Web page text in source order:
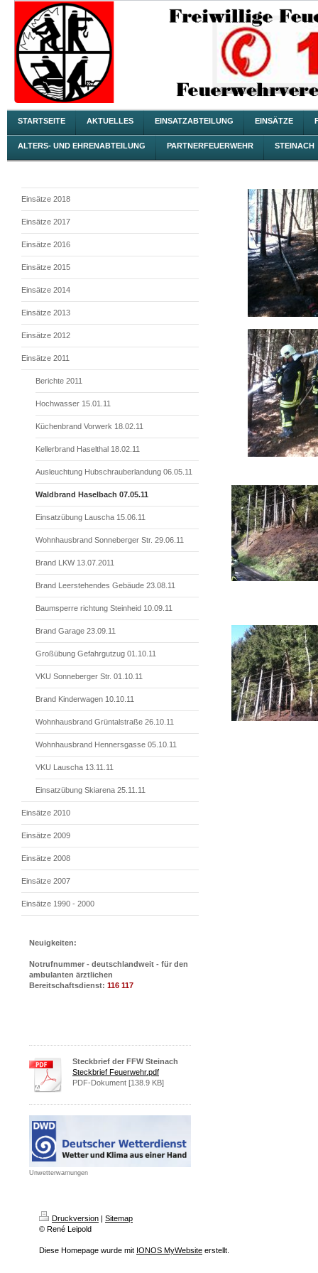
STARTSEITE AKTUELLES EINSATZABTEILUNG EINSÄTZE
ALTERS- UND EHRENABTEILUNG PARTNERFEUERWEHR STEINACH
Einsätze 2018
Einsätze 2017
Einsätze 2016
Einsätze 2015
Einsätze 2014
Einsätze 2013
Einsätze 2012
Einsätze 2011
Berichte 2011
Hochwasser 15.01.11
Küchenbrand Vorwerk 18.02.11
Kellerbrand Haselthal 18.02.11
Ausleuchtung Hubschrauberlandung 06.05.11
Waldbrand Haselbach 07.05.11
Einsatzübung Lauscha 15.06.11
Wohnhausbrand Sonneberger Str. 29.06.11
Brand LKW 13.07.2011
Brand Leerstehendes Gebäude 23.08.11
Baumsperre richtung Steinheid 10.09.11
Brand Garage 23.09.11
Großübung Gefahrgutzug 01.10.11
VKU Sonneberger Str. 01.10.11
Brand Kinderwagen 10.10.11
Wohnhausbrand Grüntalstraße 26.10.11
Wohnhausbrand Hennersgasse 05.10.11
VKU Lauscha 13.11.11
Einsatzübung Skiarena 25.11.11
Einsätze 2010
Einsätze 2009
Einsätze 2008
Einsätze 2007
Einsätze 1990 - 2000
Neuigkeiten:
Notrufnummer - deutschlandweit - für den
ambulanten ärztlichen
Bereitschaftsdienst: 116 117
Steckbrief der FFW Steinach
Steckbrief Feuerwehr.pdf
PDF-Dokument [138.9 KB]
Unwetterwarnungen
Druckversion
Sitemap
© René Leipold
Diese Homepage wurde mit IONOS MyWebsite erstellt.